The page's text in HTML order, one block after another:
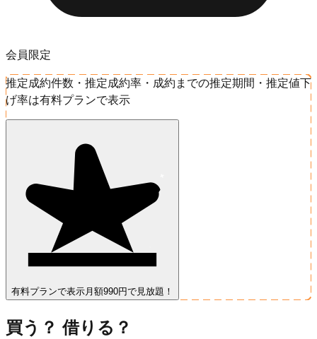
会員限定
推定成約件数・推定成約率・成約までの推定期間・推定値下
げ率は有料プランで表示
有料プランで表示 月額990円で見放題！
買う？ 借りる？